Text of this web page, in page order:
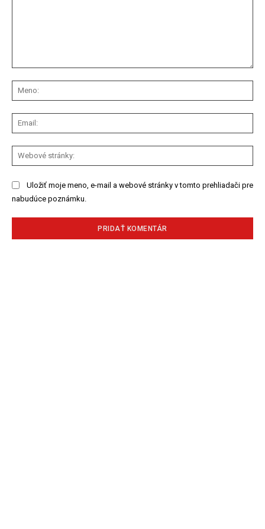
Uložiť moje meno, e-mail a webové stránky v tomto prehliadači pre
nabudúce poznámku.